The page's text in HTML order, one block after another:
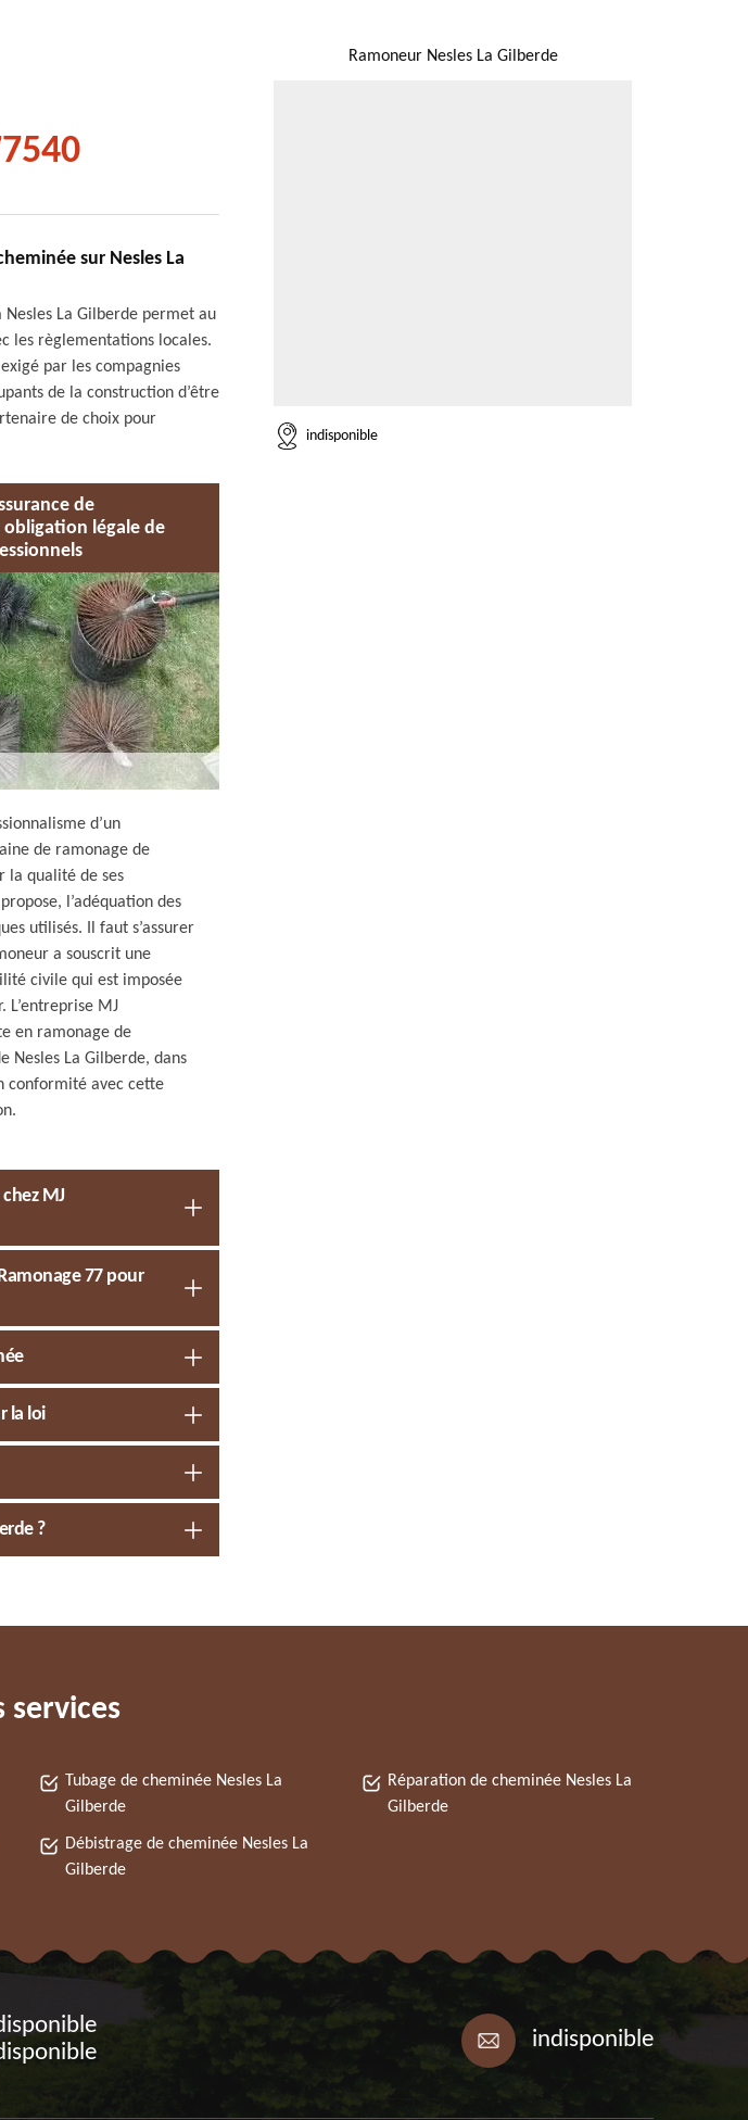
sur Nesles La
La Gilberde permet au
les règlementations locales.
par les compagnies
de la construction d’être
de choix pour
de
légale de
d’un
de ramonage de
la qualité de ses
l’adéquation des
utilisés. Il faut s’assurer
a souscrit une
civile qui est imposée
L’entreprise MJ
en ramonage de
Nesles La Gilberde, dans
conformité avec cette
MJ
77 pour
la loi
?
Ramoneur Nesles La Gilberde
indisponible
services
Tubage de cheminée Nesles La
Gilberde
Débistrage de cheminée Nesles La
Gilberde
Réparation de cheminée Nesles La
Gilberde
indisponible